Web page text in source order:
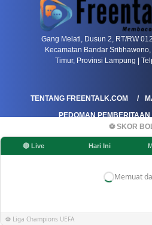
⚽ SKOR
🔴 Live Hari Ini
Memuat
⚽ Liga Champions UEFA
Gang Melati, Dusun 2, RT/RW
Kecamatan Bandar
Timur, Provinsi Lampung |
TENTANG FREENTALK.COM
PEDOMAN
PEDOMAN PEMBERITAAN
KOREKSI & KLARIFIKASI